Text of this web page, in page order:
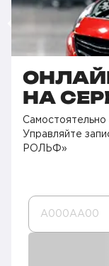
НА
Самостоятельно
Управляйте
РОЛЬФ»
А000AA00